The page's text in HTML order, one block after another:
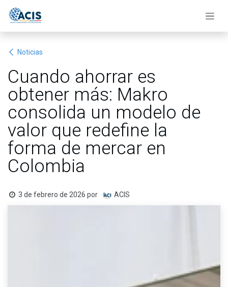
Noticias
Cuando ahorrar es
obtener más: Makro
consolida un modelo de
valor que redefine la
forma de mercar en
Colombia
3 de febrero de 2026 por ACIS